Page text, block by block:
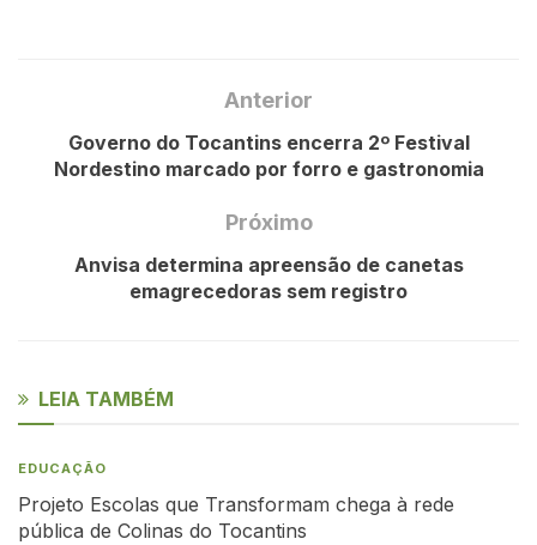
Anterior
Governo do Tocantins encerra 2º Festival
Nordestino marcado por forro e gastronomia
Próximo
Anvisa determina apreensão de canetas
emagrecedoras sem registro
LEIA TAMBÉM
EDUCAÇÃO
Projeto Escolas que Transformam chega à rede
pública de Colinas do Tocantins